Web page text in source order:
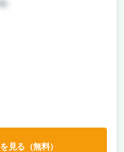
見る（無料）